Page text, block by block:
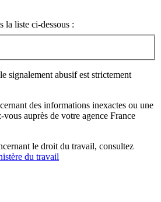
la liste ci-dessous :
signalement abusif est strictement
des informations inexactes ou une
vous auprès de votre agence France
le droit du travail, consultez
du travail